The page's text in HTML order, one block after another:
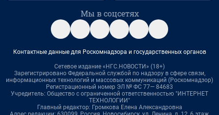
Мы в соцсетях
Контактные данные для Роскомнадзора и государственных органов
Сетевое издание «НГС.НОВОСТИ» (18+)
Зарегистрировано Федеральной службой по надзору в сфере связи,
информационных технологий и массовых коммуникаций (Роскомнадзор)
Регистрационный номер ЭЛ № ФС 77— 84683
Учредитель: Общество с ограниченной ответственностью "ИНТЕРНЕТ
ТЕХНОЛОГИИ"
Главный редактор: Громкова Елена Александровна